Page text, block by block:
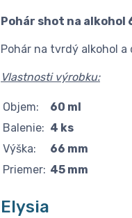
Pohár shot na alkohol
Pohár na tvrdý alkohol a
Vlastnosti výrobku:
Objem:
60 ml
Balenie: 4 ks
Výška:
66 mm
Priemer: 45 mm
Elysia